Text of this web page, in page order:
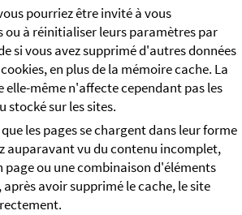
pourriez être invité à vous
ou à réinitialiser leurs paramètres par
si vous avez supprimé d'autres données
en plus de la mémoire cache. La
elle-même n'affecte cependant pas les
stocké sur les sites.
les pages se chargent dans leur forme
auparavant vu du contenu incomplet,
page ou une combinaison d'éléments
avoir supprimé le cache, le site